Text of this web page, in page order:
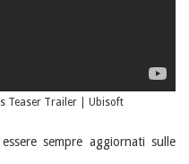
Teaser Trailer | Ubisoft
sempre aggiornati sulle